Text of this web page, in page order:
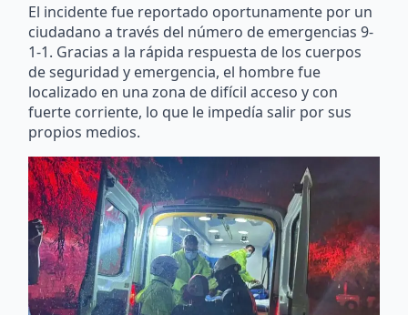
El incidente fue reportado oportunamente por un
ciudadano a través del número de emergencias 9-
1-1. Gracias a la rápida respuesta de los cuerpos
de seguridad y emergencia, el hombre fue
localizado en una zona de difícil acceso y con
fuerte corriente, lo que le impedía salir por sus
propios medios.